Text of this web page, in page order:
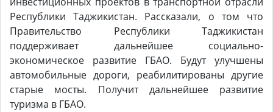
Республики Таджикистан. Рассказали, о том что
Правительство Республики Таджикистан
поддерживает дальнейшее социально-
экономическое развитие ГБАО. Будут улучшены
автомобильные дороги, реабилитированы другие
старые мосты. Получит дальнейшее развитие
туризма в ГБАО.